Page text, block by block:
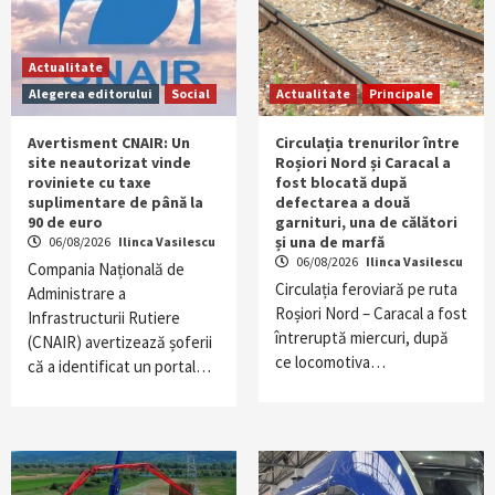
Actualitate
Alegerea editorului
Social
Avertisment CNAIR: Un
site neautorizat vinde
roviniete cu taxe
suplimentare de până la
90 de euro
06/08/2026 Ilinca Vasilescu
Compania Națională de
Administrare a
Infrastructurii Rutiere
(CNAIR) avertizează șoferii
că a identificat un portal…
Actualitate Principale
Circulația trenurilor între
Roșiori Nord și Caracal a
fost blocată după
defectarea a două
garnituri, una de călători
și una de marfă
06/08/2026 Ilinca Vasilescu
Circulația feroviară pe ruta
Roșiori Nord – Caracal a fost
întreruptă miercuri, după
ce locomotiva…